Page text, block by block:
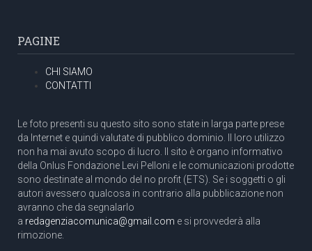
PAGINE
CHI SIAMO
CONTATTI
Le foto presenti su questo sito sono state in larga parte prese
da Internet e quindi valutate di pubblico dominio. Il loro utilizzo
non ha mai avuto scopo di lucro. Il sito è organo informativo
della Onlus Fondazione Levi Pelloni e le comunicazioni prodotte
sono destinate al mondo del no profit (ETS). Se i soggetti o gli
autori avessero qualcosa in contrario alla pubblicazione non
avranno che da segnalarlo
a redagenziacomunica@gmail.com e si provvederà alla
rimozione.